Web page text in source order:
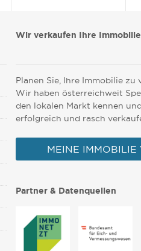
Wir verkaufen Ihre
Planen Sie, Ihre Immobilie zu
Wir haben österreichweit
den lokalen Markt kennen
erfolgreich und rasch
MEINE IMMOBILIE
Partner & Datenquellen